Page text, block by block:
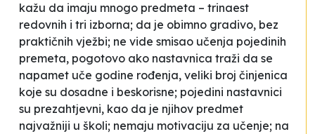
kažu da imaju mnogo predmeta – trinaest
redovnih i tri izborna; da je obimno gradivo, bez
praktičnih vježbi; ne vide smisao učenja pojedinih
premeta, pogotovo ako nastavnica traži da se
napamet uče godine rođenja, veliki broj činjenica
koje su dosadne i beskorisne; pojedini nastavnici
su prezahtjevni, kao da je njihov predmet
najvažniji u školi; nemaju motivaciju za učenje; na